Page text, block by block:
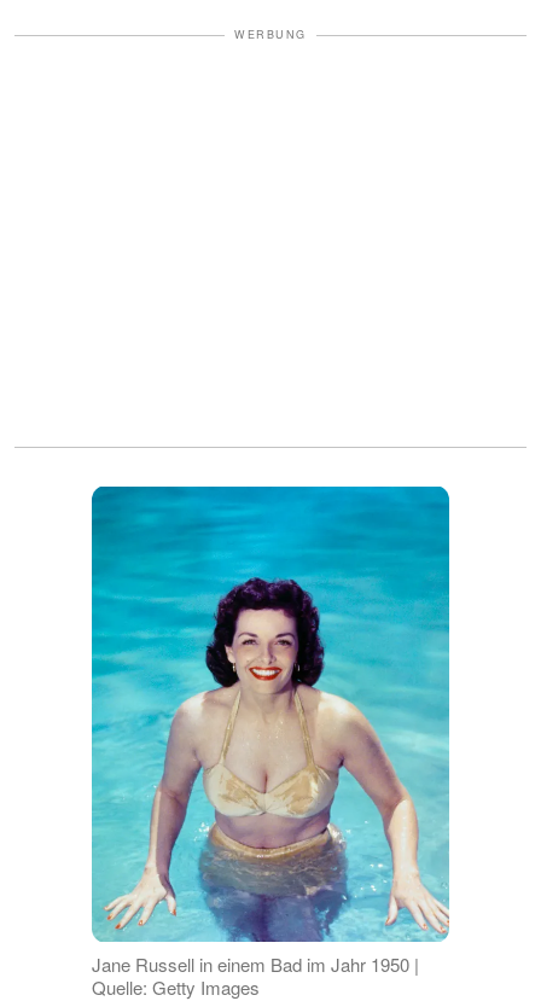
WERBUNG
Jane Russell in einem Bad im Jahr 1950 |
Quelle: Getty Images